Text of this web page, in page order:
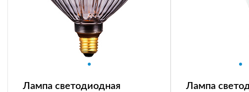
Лампа светодиодная
Лампа